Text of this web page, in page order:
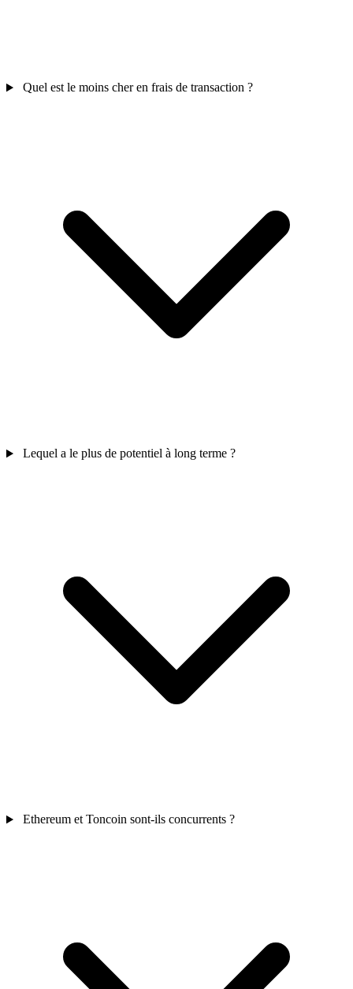
Quel est le moins cher en frais de transaction ?
Lequel a le plus de potentiel à long terme ?
Ethereum et Toncoin sont-ils concurrents ?